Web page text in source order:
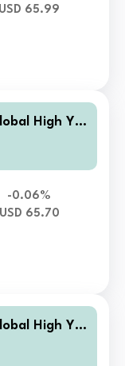
USD 65.99
High Yiel
(D)
-0.06%
USD 65.70
High Yiel
(D)